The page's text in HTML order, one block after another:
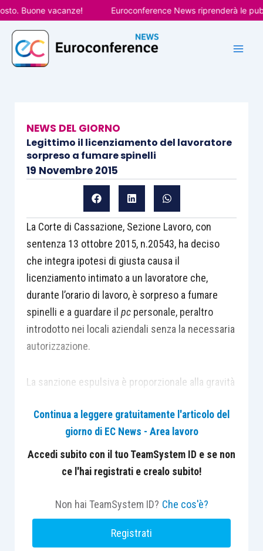
Vai
al
contenuto
Buone vacanze! Euroconference News riprenderà le
NEWS DEL GIORNO
Legittimo il licenziamento del lavoratore
sorpreso a fumare spinelli
19 Novembre 2015
La Corte di Cassazione, Sezione Lavoro, con
sentenza 13 ottobre 2015, n.20543, ha deciso
che integra ipotesi di giusta causa il
licenziamento intimato a un lavoratore che,
durante l’orario di lavoro, è sorpreso a fumare
spinelli e a guardare il pcpersonale, peraltro
introdotto nei locali aziendali senza la necessaria
autorizzazione.
La sanzione espulsiva è proporzionale alla gravità
poiché questa è sintomo del generale
comportamento del lavoratore, il quale in futuro
potrebbe tenerli nuovamente. Inoltre, la condotta
sanzionata è un elemento del tutto idoneo a
dell’adempimento che il rapporto di fiducia
intercorrente tra datore e lavoratore.
Continua a leggere gratuitamente l'articolo del
giorno di EC News - Area lavoro
Accedi subito con il tuo TeamSystem ID e se non
ce l'hai registrati e crealo subito!
Non hai TeamSystem ID? Che cos'è?
Registrati